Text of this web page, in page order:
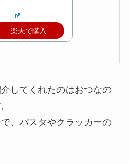
楽天で購入
してくれたのはおつなの
、パスタやクラッカーの